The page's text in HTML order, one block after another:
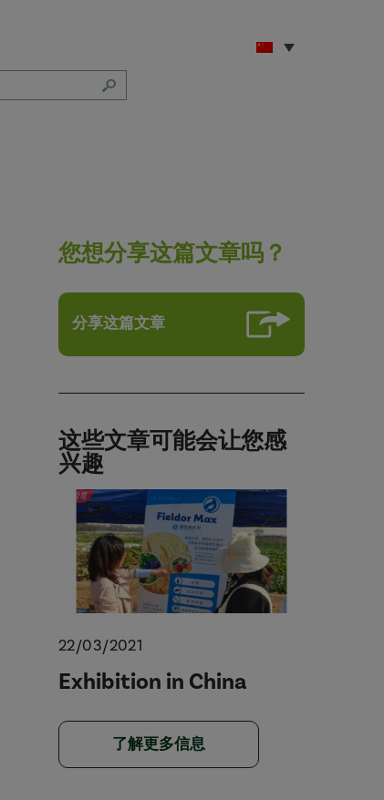
您想分享这篇文章吗？
分享这篇文章
这些文章可能会让您感
兴趣
22/03/2021
Exhibition in China
了解更多信息